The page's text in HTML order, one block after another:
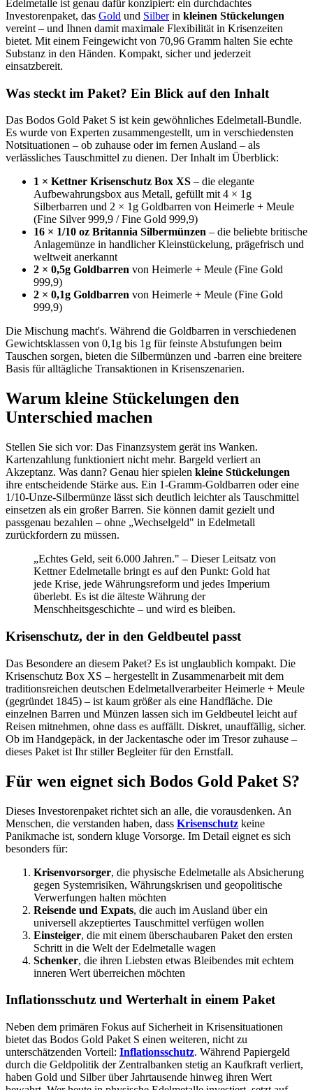
Edelmetalle ist genau dafür konzipiert: ein durchdachtes
Investorenpaket, das Gold und Silberin kleinen Stückelungen
vereint – und Ihnen damit maximale Flexibilität in Krisenzeiten
bietet. Mit einem Feingewicht von 70,96 Gramm halten Sie echte
Substanz in den Händen. Kompakt, sicher und jederzeit
einsatzbereit.
Was steckt im Paket? Ein Blick auf den Inhalt
Das Bodos Gold Paket S ist kein gewöhnliches Edelmetall-Bundle.
Es wurde von Experten zusammengestellt, um in verschiedensten
Notsituationen – ob zuhause oder im fernen Ausland – als
verlässliches Tauschmittel zu dienen. Der Inhalt im Überblick:
1 × Kettner Krisenschutz Box XS – die elegante
Aufbewahrungsbox aus Metall, gefüllt mit 4 × 1g
Silberbarren und 2 × 1g Goldbarren von Heimerle + Meule
(Fine Silver 999,9 / Fine Gold 999,9)
16 × 1/10 oz Britannia Silbermünzen – die beliebte britische
Anlagemünze in handlicher Kleinstückelung, prägefrisch und
weltweit anerkannt
2 × 0,5g Goldbarren von Heimerle + Meule (Fine Gold
999,9)
2 × 0,1g Goldbarren von Heimerle + Meule (Fine Gold
999,9)
Die Mischung macht's. Während die Goldbarren in verschiedenen
Gewichtsklassen von 0,1g bis 1g für feinste Abstufungen beim
Tauschen sorgen, bieten die Silbermünzen und -barren eine breitere
Basis für alltägliche Transaktionen in Krisenszenarien.
Warum kleine Stückelungen den
Unterschied machen
Stellen Sie sich vor: Das Finanzsystem gerät ins Wanken.
Kartenzahlung funktioniert nicht mehr. Bargeld verliert an
Akzeptanz. Was dann? Genau hier spielen kleine Stückelungen
ihre entscheidende Stärke aus. Ein 1-Gramm-Goldbarren oder eine
1/10-Unze-Silbermünze lässt sich deutlich leichter als Tauschmittel
einsetzen als ein großer Barren. Sie können damit gezielt und
passgenau bezahlen – ohne „Wechselgeld" in Edelmetall
zurückfordern zu müssen.
„Echtes Geld, seit 6.000 Jahren." – Dieser Leitsatz von
Kettner Edelmetalle bringt es auf den Punkt: Gold hat
jede Krise, jede Währungsreform und jedes Imperium
überlebt. Es ist die älteste Währung der
Menschheitsgeschichte – und wird es bleiben.
Krisenschutz, der in den Geldbeutel passt
Das Besondere an diesem Paket? Es ist unglaublich kompakt. Die
Krisenschutz Box XS – hergestellt in Zusammenarbeit mit dem
traditionsreichen deutschen Edelmetallverarbeiter Heimerle + Meule
(gegründet 1845) – ist kaum größer als eine Handfläche. Die
einzelnen Barren und Münzen lassen sich im Geldbeutel leicht auf
Reisen mitnehmen, ohne dass es auffällt. Diskret, unauffällig, sicher.
Ob im Handgepäck, in der Jackentasche oder im Tresor zuhause –
dieses Paket ist Ihr stiller Begleiter für den Ernstfall.
Für wen eignet sich Bodos Gold Paket S?
Dieses Investorenpaket richtet sich an alle, die vorausdenken. An
Menschen, die verstanden haben, dass Krisenschutz keine
Panikmache ist, sondern kluge Vorsorge. Im Detail eignet es sich
besonders für:
Krisenvorsorger, die physische Edelmetalle als Absicherung
gegen Systemrisiken, Währungskrisen und geopolitische
Verwerfungen halten möchten
Reisende und Expats, die auch im Ausland über ein
universell akzeptiertes Tauschmittel verfügen wollen
Einsteiger, die mit einem überschaubaren Paket den ersten
Schritt in die Welt der Edelmetalle wagen
Schenker, die ihren Liebsten etwas Bleibendes mit echtem
inneren Wert überreichen möchten
Inflationsschutz und Werterhalt in einem Paket
Neben dem primären Fokus auf Sicherheit in Krisensituationen
bietet das Bodos Gold Paket S einen weiteren, nicht zu
unterschätzenden Vorteil: Inflationsschutz. Während Papiergeld
durch die Geldpolitik der Zentralbanken stetig an Kaufkraft verliert,
haben Gold und Silber über Jahrtausende hinweg ihren Wert